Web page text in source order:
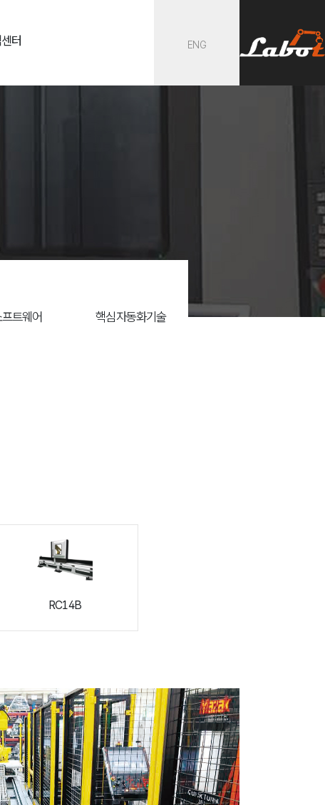
터 ENG
트웨어 핵심자동화기술
RC14B